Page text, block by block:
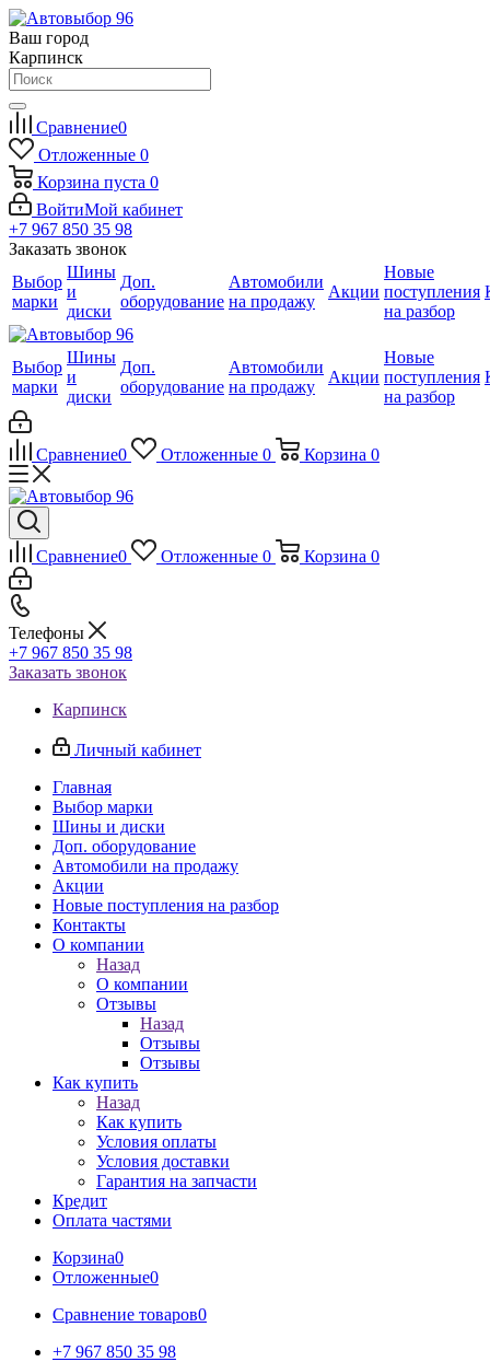
Ваш город
Карпинск
Сравнение0
Отложенные 0
Корзина пуста 0
ВойтиМой кабинет
+7 967 850 35 98
Заказать звонок
Выбор
марки
Шины
и
диски
Доп.
оборудование
Автомобили
на продажу
Акции
Новые
поступления
на разбор
Выбор
марки
Шины
и
диски
Доп.
оборудование
Автомобили
на продажу
Акции
Новые
поступления
на разбор
Сравнение0 Отложенные 0 Корзина 0
Сравнение0 Отложенные 0 Корзина 0
Телефоны
+7 967 850 35 98
Заказать звонок
Карпинск
Личный кабинет
Главная
Выбор марки
Шины и диски
Доп. оборудование
Автомобили на продажу
Акции
Новые поступления на разбор
Контакты
О компании
Назад
О компании
Отзывы
Назад
Отзывы
Отзывы
Как купить
Назад
Как купить
Условия оплаты
Условия доставки
Гарантия на запчасти
Кредит
Оплата частями
Корзина0
Отложенные0
Сравнение товаров0
+7 967 850 35 98